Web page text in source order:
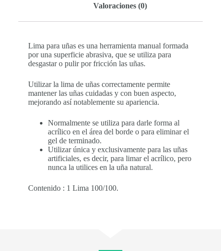
Valoraciones (0)
Lima para uñas es una herramienta manual formada
por una superficie abrasiva, que se utiliza para
desgastar o pulir por fricción las uñas.
Utilizar la lima de uñas correctamente permite
mantener las uñas cuidadas y con buen aspecto,
mejorando así notablemente su apariencia.
Normalmente se utiliza para darle forma al
acrílico en el área del borde o para eliminar el
gel de terminado.
Utilizar única y exclusivamente para las uñas
artificiales, es decir, para limar el acrílico, pero
nunca la utilices en la uña natural.
Contenido : 1 Lima 100/100.